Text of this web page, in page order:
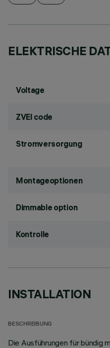
ELEKTRISCHE
Voltage
ZVEI code
Stromversorgung
Montageoptionen
Dimmable option
Kontrolle
INSTALLATION
BESCHREIBUNG
Die Ausführungen für bündig